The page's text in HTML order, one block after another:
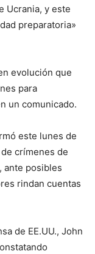
Ucrania, y este
preparatoria»
evolución que
para
un comunicado.
este lunes de
crímenes de
ante posibles
rindan cuentas
de EE.UU., John